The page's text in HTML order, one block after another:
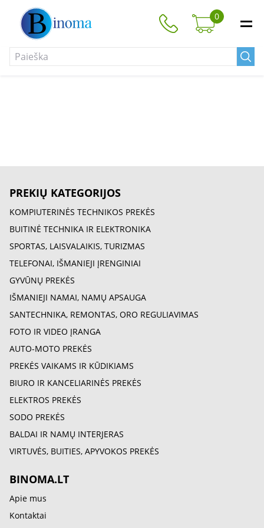
0
PREKIŲ KATEGORIJOS
KOMPIUTERINĖS TECHNIKOS PREKĖS
BUITINĖ TECHNIKA IR ELEKTRONIKA
SPORTAS, LAISVALAIKIS, TURIZMAS
TELEFONAI, IŠMANIEJI ĮRENGINIAI
GYVŪNŲ PREKĖS
IŠMANIEJI NAMAI, NAMŲ APSAUGA
SANTECHNIKA, REMONTAS, ORO REGULIAVIMAS
FOTO IR VIDEO ĮRANGA
AUTO-MOTO PREKĖS
PREKĖS VAIKAMS IR KŪDIKIAMS
BIURO IR KANCELIARINĖS PREKĖS
ELEKTROS PREKĖS
SODO PREKĖS
BALDAI IR NAMŲ INTERJERAS
VIRTUVĖS, BUITIES, APYVOKOS PREKĖS
BINOMA.LT
Apie mus
Kontaktai